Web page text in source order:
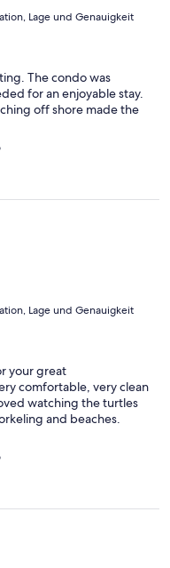
Lage und Genauigkeit
The condo was
for an enjoyable stay.
off shore made the
Lage und Genauigkeit
your great
comfortable, very clean
watching the turtles
and beaches.